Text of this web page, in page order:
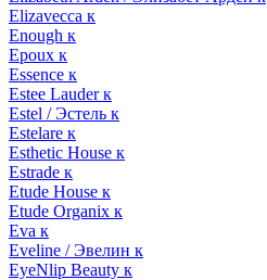
Elizavecca к
Enough к
Epoux к
Essence к
Estee Lauder к
Estel / Эстель к
Estelare к
Esthetic House к
Estrade к
Etude House к
Etude Organix к
Eva к
Eveline / Эвелин к
EyeNlip Beauty к